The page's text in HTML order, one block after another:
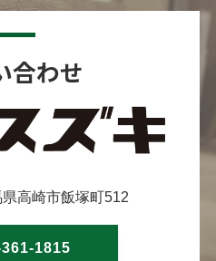
合わせ
高崎市飯塚町512
1815